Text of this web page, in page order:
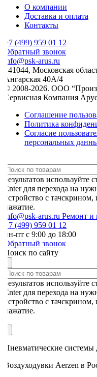
О компании
Доставка и оплата
Контакты
(499) 959 01 12
звонок
arus.ru
Московская
40А/4
2008-2026. ООО
Компания Арус”
Соглашение
Политика
Согласие
персональных данных
используйте
для перехода на
с тачскрином,
arus.ruРемонт и
(499) 959 01 12
пт с 9:00 до 18:00
звонок
по сайту
используйте
для перехода на
с тачскрином,
системы
Aerzen в